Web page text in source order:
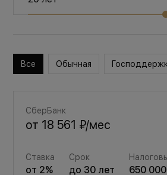
Все Обычная
СберБанк
от 18 561 ₽/мес
Ставка
от 2%
Срок
до 30 лет 650